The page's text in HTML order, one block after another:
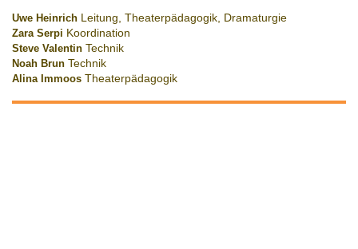
Uwe Heinrich Leitung, Theaterpädagogik, Dramaturgie
Zara Serpi Koordination
Steve Valentin Technik
Noah Brun Technik
Alina Immoos Theaterpädagogik